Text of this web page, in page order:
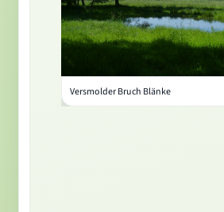
Versmolder Bruch Blänke